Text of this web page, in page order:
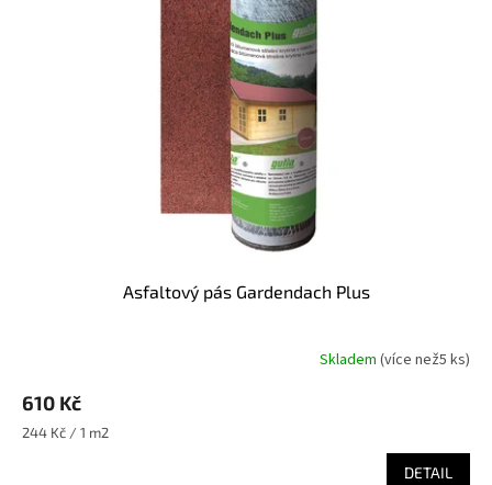
Asfaltový pás Gardendach Plus
Skladem (více než5 ks)
610 Kč
Měrná
244 Kč / 1 m2
DETAIL